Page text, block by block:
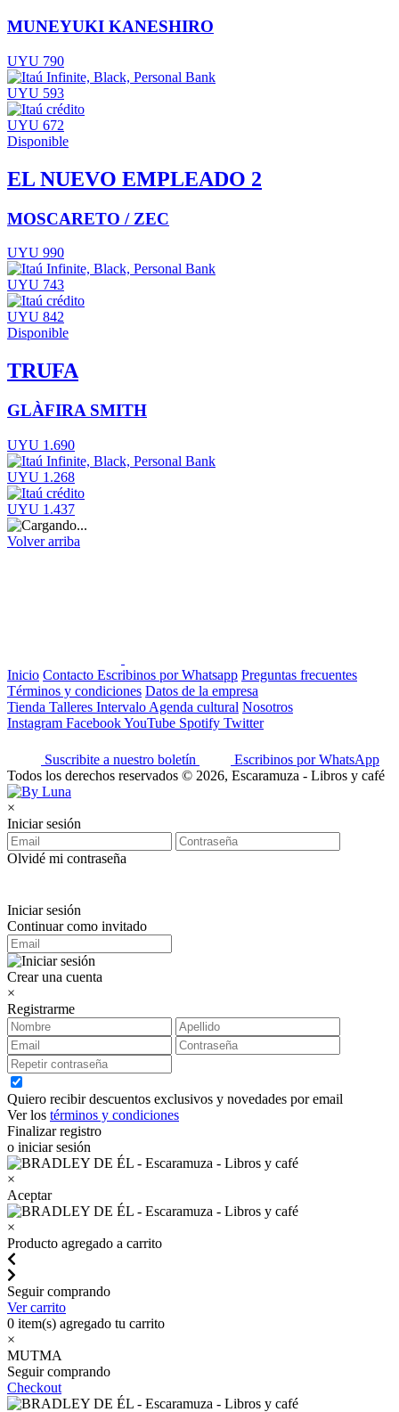
MUNEYUKI KANESHIRO
UYU 790
UYU 593
UYU 672
Disponible
EL NUEVO EMPLEADO 2
MOSCARETO / ZEC
UYU 990
UYU 743
UYU 842
Disponible
TRUFA
GLÀFIRA SMITH
UYU 1.690
UYU 1.268
UYU 1.437
Volver arriba
Inicio Contacto Escribinos por Whatsapp Preguntas frecuentes
Términos y condiciones Datos de la empresa
Tienda Talleres Intervalo Agenda cultural Nosotros
Instagram FacebookYouTube Spotify Twitter
Suscribite a nuestro boletín
Escribinos por WhatsApp
Todos los derechos reservados © 2026, Escaramuza - Libros y café
×
Iniciar sesión
Olvidé mi contraseña
Iniciar sesión
Continuar como invitado
Crear una cuenta
×
Registrarme
Quiero recibir descuentos exclusivos y novedades por email
Ver los términos y condiciones
Finalizar registro
o iniciar sesión
×
Aceptar
×
Producto agregado a carrito
Seguir comprando
Ver carrito
0 item(s) agregado tu carrito
×
MUTMA
Seguir comprando
Checkout